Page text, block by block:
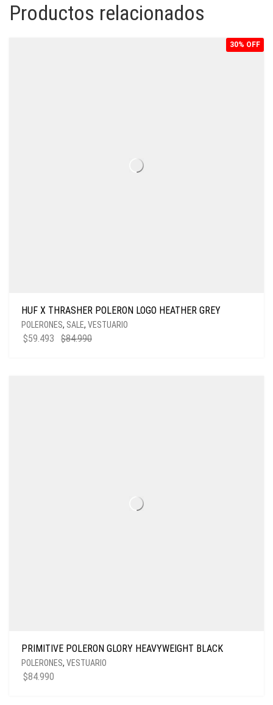
Productos relacionados
30% OFF
HUF X THRASHER POLERON LOGO HEATHER GREY
POLERONES, SALE, VESTUARIO
$84.990
$59.493
PRIMITIVE POLERON GLORY HEAVYWEIGHT BLACK
POLERONES, VESTUARIO
$84.990